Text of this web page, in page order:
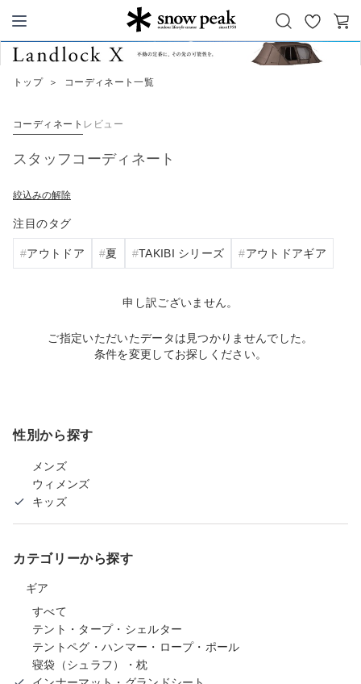
Snow Peak
お
気
カ
トップ ＞ コーディネート一覧
コーディネート レビュー
スタッフコーディネート
絞込みの解除
注目のタグ
アウトドア 夏 TAKIBI シリーズ アウトドアギア
申し訳ございません。
ご指定いただいたデータは見つかりませんでした。
条件を変更してお探しください。
性別から探す
メンズ
ウィメンズ
キッズ
カテゴリーから探す
ギア
すべて
テント・タープ・シェルター
テントペグ・ハンマー・ロープ・ポール
寝袋（シュラフ）・枕